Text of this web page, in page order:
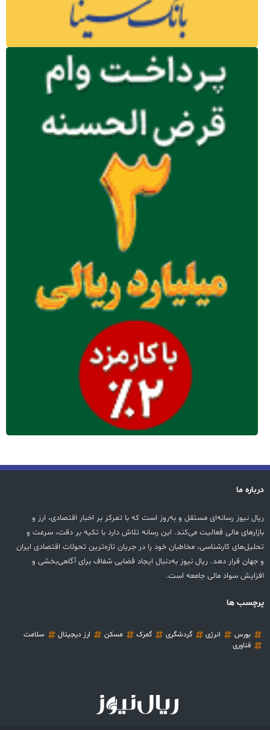
درباره ما
ریال نیوز رسانه‌ای مستقل و به‌روز است که با تمرکز بر اخبار اقتصادی، ارز و
بازارهای مالی فعالیت می‌کند. این رسانه تلاش دارد با تکیه بر دقت، سرعت و
تحلیل‌های کارشناسی، مخاطبان خود را در جریان تازه‌ترین تحولات اقتصادی ایران
و جهان قرار دهد. ریال نیوز به‌دنبال ایجاد فضایی شفاف برای آگاهی‌بخشی و
افزایش سواد مالی جامعه است.
پرچسب ها
بورس انرژی گردشگری گمرک مسکن ارز دیجیتال
سلامت
فناوری